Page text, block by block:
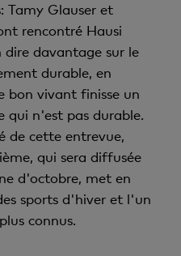
Tamy Glauser et
rencontré Hausi
davantage sur le
durable, en
bon vivant finisse un
qui n'est pas durable.
de cette entrevue,
qui sera diffusée
d'octobre, met en
sports d'hiver et l'un
connus.